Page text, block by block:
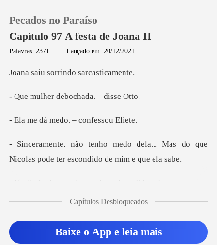
Loja
Sair
Pecados no Paraíso
Capítulo 97 A festa de Joana II
Palavras: 2371 |Lançado em: 20/12/2021
orrindo sarc
debochada.
medo. – conf
la... Mas do que
Nicolas pode ter
os desfrutar de uma "festa
es
Capítulos Desbloqueados
Baixe o App e leia mais